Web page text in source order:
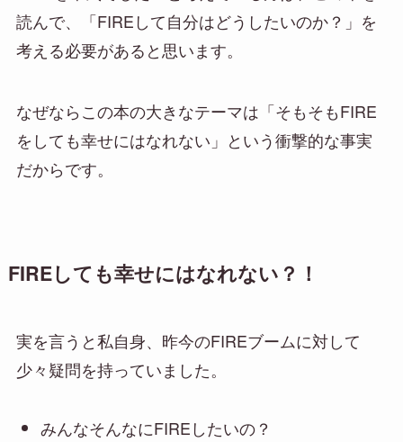
読んで、「FIREして自分はどうしたいのか？」を
考える必要があると思います。
なぜならこの本の大きなテーマは「そもそもFIRE
をしても幸せにはなれない」という衝撃的な事実
だからです。
FIREしても幸せにはなれない？！
実を言うと私自身、昨今のFIREブームに対して
少々疑問を持っていました。
みんなそんなにFIREしたいの？